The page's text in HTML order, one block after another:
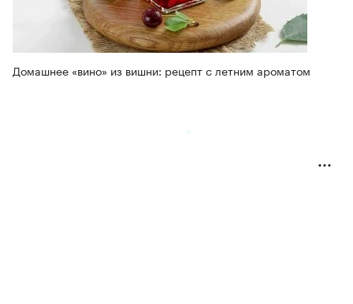
Домашнее «вино» из вишни: рецепт с летним ароматом